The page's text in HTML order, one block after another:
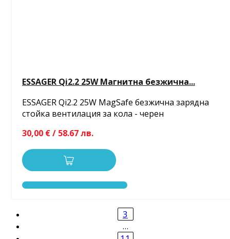
ESSAGER Qi2.2 25W Магнитна безжична...
ESSAGER Qi2.2 25W MagSafe безжична зарядна
стойка вентилация за кола - черен
30,00 € / 58.67 лв.
3
…